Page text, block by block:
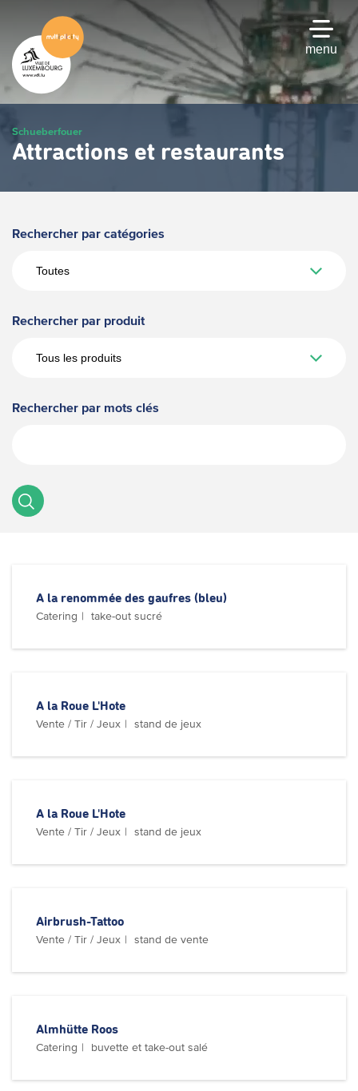
contenu
principal
menu
Schueberfouer
Attractions et restaurants
Rechercher par catégories
Rechercher par produit
Rechercher par mots clés
A la renommée des gaufres (bleu)
Catering take-out sucré
A la Roue L'Hote
Vente / Tir / Jeux stand de jeux
A la Roue L'Hote
Vente / Tir / Jeux stand de jeux
Airbrush-Tattoo
Vente / Tir / Jeux stand de vente
Almhütte Roos
Catering buvette et take-out salé